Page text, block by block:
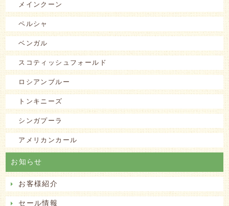
メインクーン
ペルシャ
ベンガル
スコティッシュフォールド
ロシアンブルー
トンキニーズ
シンガプーラ
アメリカンカール
お知らせ
お客様紹介
セール情報